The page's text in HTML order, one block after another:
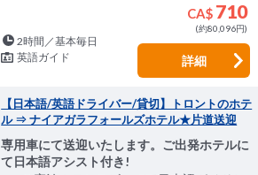
CA$ 710
(約80,096円)
2時間／基本毎日
英語ガイド
詳細
【日本語/英語ドライバー/貸切】トロントのホテ
ル ⇒ ナイアガラフォールズホテル★片道送迎
専用車にて送迎いたします。ご出発ホテルに
て日本語アシスト付き!